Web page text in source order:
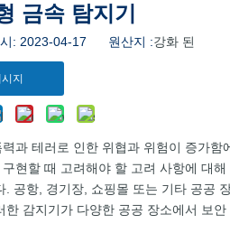
금속 탐지기
: 2023-04-17 원산지 :강화 된
지
과 테러로 인한 위협과 위험이 증가
현할 때 고려해야 할 고려 사항에 대
항, 경기장, 쇼핑몰 또는 기타 공공
감지기가 다양한 공공 장소에서 보